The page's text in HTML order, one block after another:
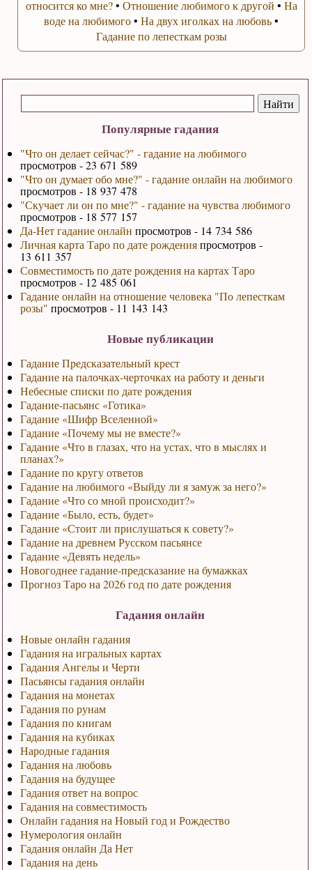
Популярные гадания
"Что он делает сейчас?" - гадание на любимого
просмотров - 23 671 589
"Что он думает обо мне?" - гадание онлайн на любимого
просмотров - 18 937 478
"Скучает ли он по мне?" - гадание на чувства любимого
просмотров - 18 577 157
Да-Нет гадание онлайн просмотров - 14 734 586
Личная карта Таро по дате рожденияпросмотров -
13 611 357
Совместимость по дате рождения на картах Таро
просмотров - 12 485 061
Гадание онлайн на отношение человека "По лепесткам
розы" просмотров - 11 143 143
Новые публикации
Гадание Предсказательный крест
Гадание на палочках-черточках на работу и деньги
Небесные списки по дате рождения
Гадание-пасьянс «Готика»
Гадание «Шифр Вселенной»
Гадание «Почему мы не вместе?»
Гадание «Что в глазах, что на устах, что в мыслях и
планах?»
Гадание по кругу ответов
Гадание на любимого «Выйду ли я замуж за него?»
Гадание «Что со мной происходит?»
Гадание «Было, есть, будет»
Гадание «Стоит ли прислушаться к совету?»
Гадание на древнем Русском пасьянсе
Гадание «Девять недель»
Новогоднее гадание-предсказание на бумажках
Прогноз Таро на 2026 год по дате рождения
Гадания онлайн
Новые онлайн гадания
Гадания на игральных картах
Гадания Ангелы и Черти
Пасьянсы гадания онлайн
Гадания на монетах
Гадания по рунам
Гадания по книгам
Гадания на кубиках
Народные гадания
Гадания на любовь
Гадания на будущее
Гадания ответ на вопрос
Гадания на совместимость
Онлайн гадания на Новый год и Рождество
Нумерология онлайн
Гадания онлайн Да Нет
Гадания на день
относится ко мне?• Отношение любимого к другой • На
воде на любимого•На двух иголках на любовь•
Гадание по лепесткам розы